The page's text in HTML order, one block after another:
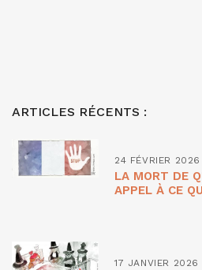
ARTICLES RÉCENTS :
24 FÉVRIER 2026
LA MORT DE
APPEL À CE
17 JANVIER 2026